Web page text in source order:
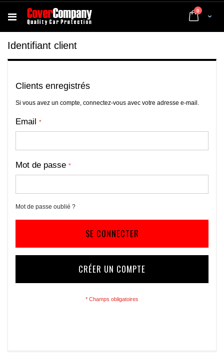
Cart
0 articles
Identifiant client
Clients enregistrés
Si vous avez un compte, connectez-vous avec votre adresse e-mail.
Email
Mot de passe
Mot de passe oublié ?
SE CONNECTER
CRÉER UN COMPTE